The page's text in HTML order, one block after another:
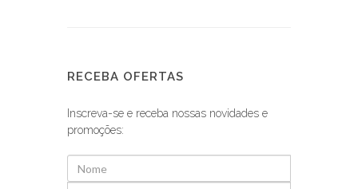
RECEBA OFERTAS
Inscreva-se e receba nossas novidades e
promoções: